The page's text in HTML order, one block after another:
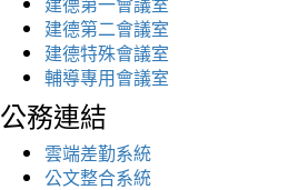
建德第二會議室
建德特殊會議室
輔導專用會議室
公務連結
雲端差勤系統
公文整合系統